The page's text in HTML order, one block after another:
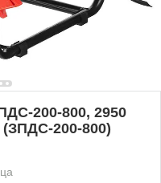
200-800, 2950
200-800)